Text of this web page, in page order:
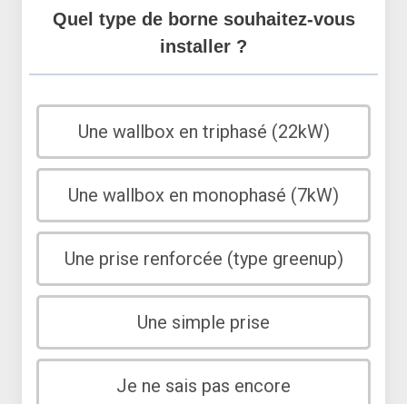
Quel type de borne souhaitez-vous
installer ?
Une wallbox en triphasé (22kW)
Une wallbox en monophasé (7kW)
Une prise renforcée (type greenup)
Une simple prise
Je ne sais pas encore